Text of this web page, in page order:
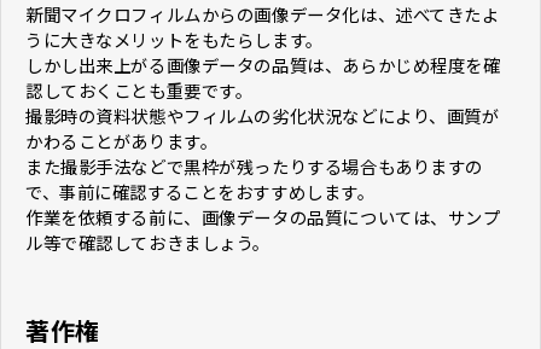
新聞マイクロフィルムからの画像データ化は、述べてきたよ
うに大きなメリットをもたらします。
しかし出来上がる画像データの品質は、あらかじめ程度を確
認しておくことも重要です。
撮影時の資料状態やフィルムの劣化状況などにより、画質が
かわることがあります。
また撮影手法などで黒枠が残ったりする場合もありますの
で、事前に確認することをおすすめします。
作業を依頼する前に、画像データの品質については、サンプ
ル等で確認しておきましょう。
著作権